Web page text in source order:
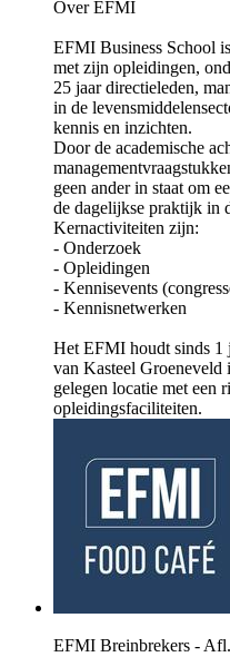
Over EFMI
EFMI Business School
met zijn opleidingen,
25 jaar directieleden,
in de
kennis en inzichten.
Door de academische
geen ander in staat om
de dagelijkse praktijk in
Kernactiviteiten zijn:
- ⁠⁠⁠⁠⁠⁠⁠Onderzoek⁠⁠⁠⁠⁠⁠⁠
- ⁠⁠⁠⁠⁠⁠⁠Opleidingen⁠⁠⁠⁠⁠⁠⁠
- ⁠⁠⁠⁠⁠⁠⁠Kennisevents
- ⁠⁠⁠⁠⁠⁠⁠Kennisnetwerken⁠⁠⁠⁠⁠⁠⁠
Het EFMI houdt sinds 1
van Kasteel Groeneveld
gelegen locatie met een
opleidingsfaciliteiten.
EFMI Breinbrekers -